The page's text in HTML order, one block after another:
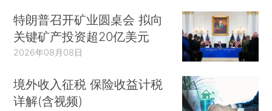
特朗普召开矿业圆桌会 拟向
关键矿产投资超20亿美元
2026年08月08日
境外收入征税 保险收益计税
详解(含视频)